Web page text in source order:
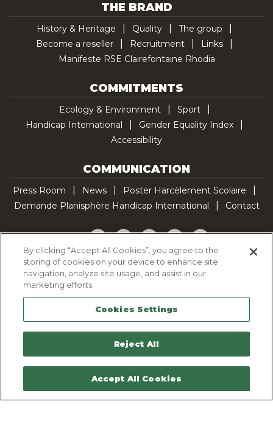
THE BRAND
History & Heritage Quality
The group
Become a reseller
Recruitment
Links
Manifeste RSE Clairefontaine Rhodia
COMMITMENTS
Ecology & Environment
Sport
Handicap International
Gender Equality Index
Accessibility
COMMUNICATION
Press Room News
Poster Harcèlement Scolaire
Demande Planisphère Handicap International
Contact
Facebook
TwitterYouTubePinterestTikTok
Cookie Policy
Legal Notice
Sitemap
Contactez-nous
By clicking “Accept All Cookies”, you agree to the
storing of cookies on your device to enhance site
navigation, analyze site usage, and assist in our
marketing efforts.
Cookies Settings
Reject All
Accept All Cookies